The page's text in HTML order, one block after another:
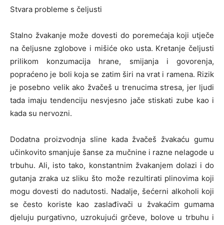
Stvara probleme s čeljusti
Stalno žvakanje može dovesti do poremećaja koji utječe
na čeljusne zglobove i mišiće oko usta. Kretanje čeljusti
prilikom konzumacija hrane, smijanja i govorenja,
popraćeno je boli koja se zatim širi na vrat i ramena. Rizik
je posebno velik ako žvačeš u trenucima stresa, jer ljudi
tada imaju tendenciju nesvjesno jače stiskati zube kao i
kada su nervozni.
Dodatna proizvodnja sline kada žvačeš žvakaću gumu
učinkovito smanjuje šanse za mučnine i razne nelagode u
trbuhu. Ali, isto tako, konstantnim žvakanjem dolazi i do
gutanja zraka uz sliku što može rezultirati plinovima koji
mogu dovesti do nadutosti. Nadalje, šećerni alkoholi koji
se često koriste kao zaslađivači u žvakaćim gumama
djeluju purgativno, uzrokujući grčeve, bolove u trbuhu i